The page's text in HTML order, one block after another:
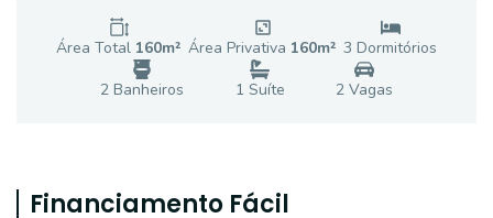
Área Total 160m² Área Privativa 160m² 3 Dormitórios
2 Banheiros 1 Suíte 2Vagas
Financiamento Fácil